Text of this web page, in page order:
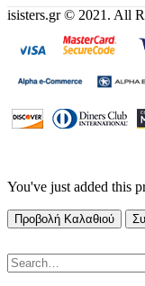
isisters.gr © 2021. All
You've just added this
Προβολή Καλαθιού